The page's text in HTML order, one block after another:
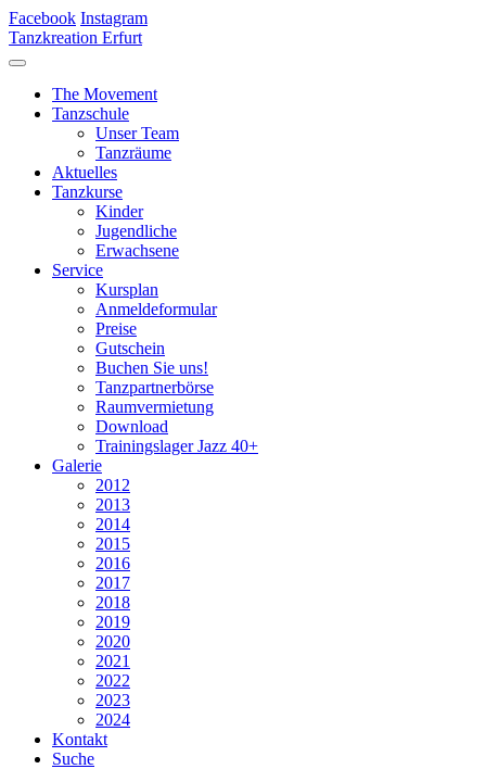
Facebook Instagram
Tanzkreation Erfurt
The Movement
Tanzschule
Unser Team
Tanzräume
Aktuelles
Tanzkurse
Kinder
Jugendliche
Erwachsene
Service
Kursplan
Anmeldeformular
Preise
Gutschein
Buchen Sie uns!
Tanzpartnerbörse
Raumvermietung
Download
Trainingslager Jazz 40+
Galerie
2012
2013
2014
2015
2016
2017
2018
2019
2020
2021
2022
2023
2024
Kontakt
Suche